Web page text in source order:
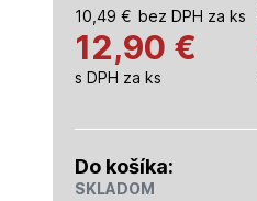
10,49 € bez DPH za ks
12,90 €
s DPH za ks
Do košíka:
SKLADOM